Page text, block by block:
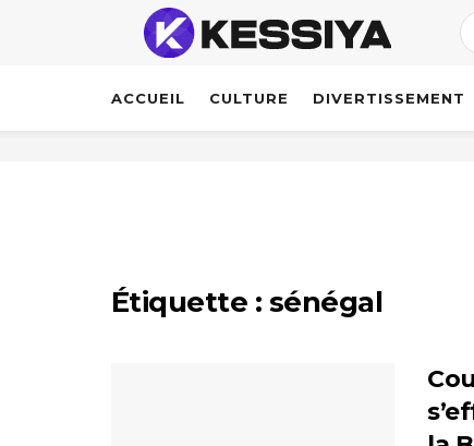
ACCUEIL CULTURE DIVERTISSEMENT
Étiquette : sénégal